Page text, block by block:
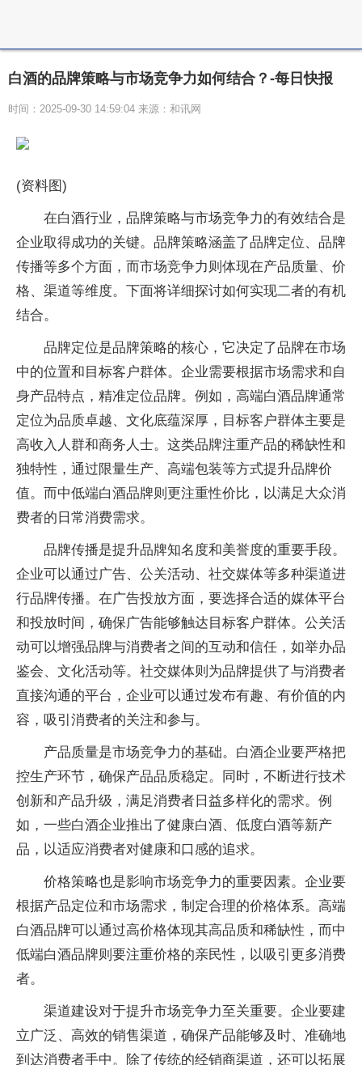
白酒的品牌策略与市场竞争力如何结合？-每日快报
时间：2025-09-30 14:59:04 来源：和讯网
(资料图)
在白酒行业，品牌策略与市场竞争力的有效结合是
企业取得成功的关键。品牌策略涵盖了品牌定位、品牌
传播等多个方面，而市场竞争力则体现在产品质量、价
格、渠道等维度。下面将详细探讨如何实现二者的有机
结合。
品牌定位是品牌策略的核心，它决定了品牌在市场
中的位置和目标客户群体。企业需要根据市场需求和自
身产品特点，精准定位品牌。例如，高端白酒品牌通常
定位为品质卓越、文化底蕴深厚，目标客户群体主要是
高收入人群和商务人士。这类品牌注重产品的稀缺性和
独特性，通过限量生产、高端包装等方式提升品牌价
值。而中低端白酒品牌则更注重性价比，以满足大众消
费者的日常消费需求。
品牌传播是提升品牌知名度和美誉度的重要手段。
企业可以通过广告、公关活动、社交媒体等多种渠道进
行品牌传播。在广告投放方面，要选择合适的媒体平台
和投放时间，确保广告能够触达目标客户群体。公关活
动可以增强品牌与消费者之间的互动和信任，如举办品
鉴会、文化活动等。社交媒体则为品牌提供了与消费者
直接沟通的平台，企业可以通过发布有趣、有价值的内
容，吸引消费者的关注和参与。
产品质量是市场竞争力的基础。白酒企业要严格把
控生产环节，确保产品品质稳定。同时，不断进行技术
创新和产品升级，满足消费者日益多样化的需求。例
如，一些白酒企业推出了健康白酒、低度白酒等新产
品，以适应消费者对健康和口感的追求。
价格策略也是影响市场竞争力的重要因素。企业要
根据产品定位和市场需求，制定合理的价格体系。高端
白酒品牌可以通过高价格体现其高品质和稀缺性，而中
低端白酒品牌则要注重价格的亲民性，以吸引更多消费
者。
渠道建设对于提升市场竞争力至关重要。企业要建
立广泛、高效的销售渠道，确保产品能够及时、准确地
到达消费者手中。除了传统的经销商渠道，还可以拓展